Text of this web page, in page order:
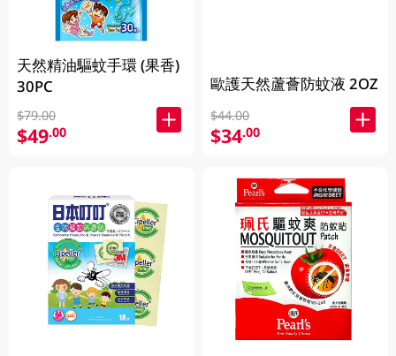
天然精油驅蚊手環 (果香)
30PC
$79.00
$49.00
歐護天然蘆薈防蚊液 2OZ
$44.00
$34.00